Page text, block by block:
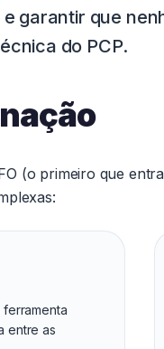
garantir que
do PCP.
(o primeiro que
entre as